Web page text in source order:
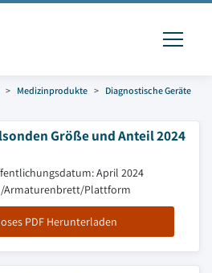
Medizinprodukte
Diagnostische Geräte
Größe und Anteil 2024
April 2024
Armaturenbrett/Plattform
PDF Herunterladen